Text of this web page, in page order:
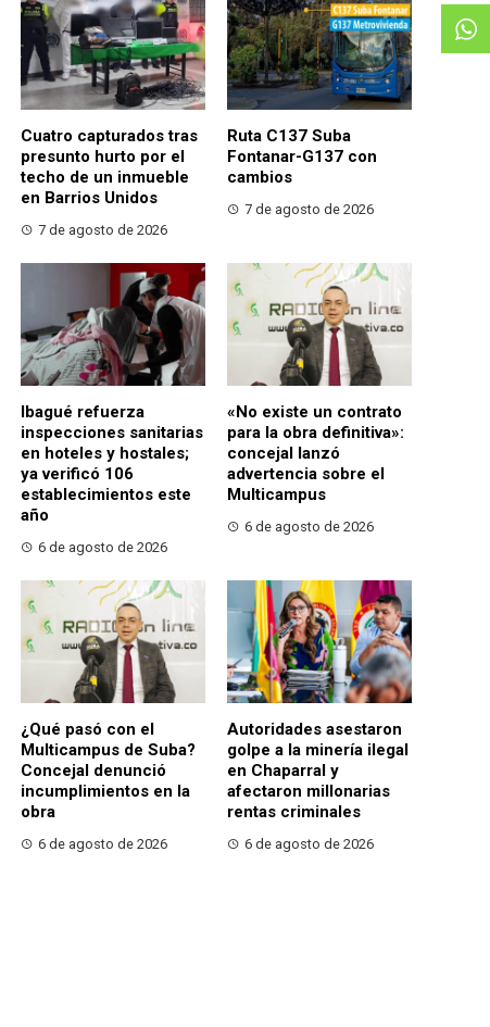
Cuatro capturados tras
presunto hurto por el
techo de un inmueble
en Barrios Unidos
7 de agosto de 2026
Ruta C137 Suba
Fontanar-G137 con
cambios
7 de agosto de 2026
Ibagué refuerza
inspecciones sanitarias
en hoteles y hostales;
ya verificó 106
establecimientos este
año
6 de agosto de 2026
«No existe un contrato
para la obra definitiva»:
concejal lanzó
advertencia sobre el
Multicampus
6 de agosto de 2026
¿Qué pasó con el
Multicampus de Suba?
Concejal denunció
incumplimientos en la
obra
6 de agosto de 2026
Autoridades asestaron
golpe a la minería ilegal
en Chaparral y
afectaron millonarias
rentas criminales
6 de agosto de 2026